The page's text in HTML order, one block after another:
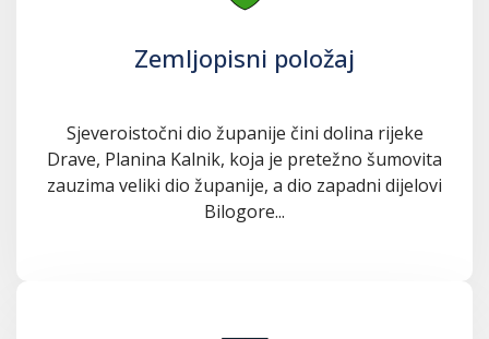
Zemljopisni položaj
Sjeveroistočni dio županije čini dolina rijeke
Drave, Planina Kalnik, koja je pretežno šumovita
zauzima veliki dio županije, a dio zapadni dijelovi
Bilogore...